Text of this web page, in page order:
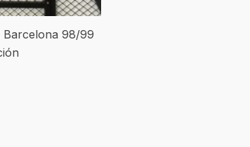
Barcelona 98/99